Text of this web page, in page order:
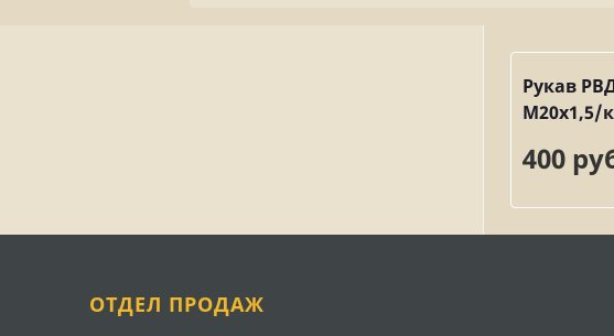
Рукав
М20х1,5/
400
ОТДЕЛ ПРОДАЖ